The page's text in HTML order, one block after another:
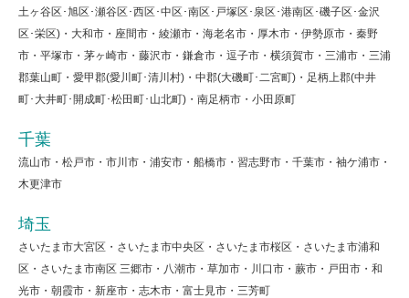
土ヶ谷区･旭区･瀬谷区･西区･中区･南区･戸塚区･泉区･港南区･磯子区･金沢
区･栄区)・大和市・座間市・綾瀬市・海老名市・厚木市・伊勢原市・秦野
市・平塚市・茅ヶ崎市・藤沢市・鎌倉市・逗子市・横須賀市・三浦市・三浦
郡葉山町・愛甲郡(愛川町･清川村)・中郡(大磯町･二宮町)・足柄上郡(中井
町･大井町･開成町･松田町･山北町)・南足柄市・小田原町
千葉
流山市・松戸市・市川市・浦安市・船橋市・習志野市・千葉市・袖ケ浦市・
木更津市
埼玉
さいたま市大宮区・さいたま市中央区・さいたま市桜区・さいたま市浦和
区・さいたま市南区 三郷市・八潮市・草加市・川口市・蕨市・戸田市・和
光市・朝霞市・新座市・志木市・富士見市・三芳町